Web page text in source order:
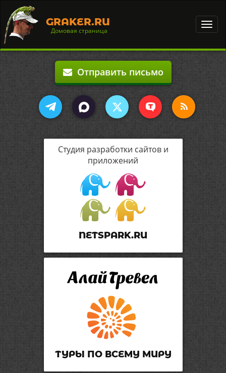
GRAKER.RU
Домовая страница
Отправить письмо
Студия разработки сайтов и
приложений
NETSPARK.RU
ТУРЫ ПО ВСЕМУ МИРУ